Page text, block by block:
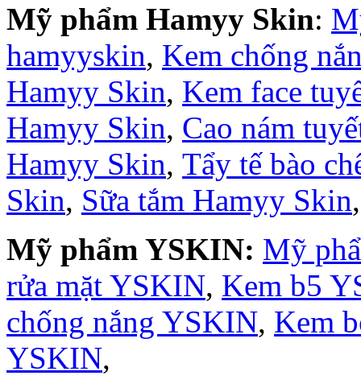
Mỹ phẩm Hamyy Skin:
hamyyskin, Kem chống
Hamyy Skin, Kem face
Hamyy Skin, Cao nám
Hamyy Skin, Tẩy tế bào
Skin, Sữa tắm Hamyy Skin
Mỹ phẩm YSKIN: Mỹ
rửa mặt YSKIN, Kem b5
chống nắng YSKIN, Kem
YSKIN,